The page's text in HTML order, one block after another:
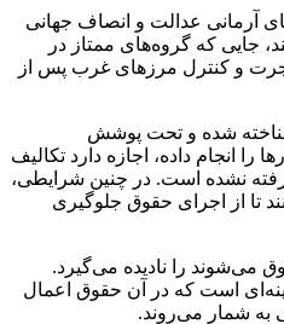
ایده‌های آرمانی عدالت و انصاف جهانی
جایی که گروه‌های ممتاز در
و کنترل مرزهای غرب پس از
شناخته شده و تحت پوشش
انجام داده، اجازه دارد تکالیف
گرفته نشده است. در چنین شرایطی،
تا از اجرای حقوق جلوگیری
می‌شوند را نادیده می‌گیرد.
است که در آن حقوق اعمال
به شمار می‌روند.